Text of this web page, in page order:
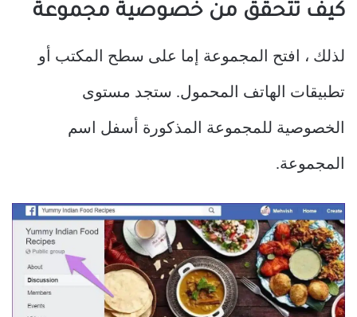
كيف تتحقق من خصوصية مجموعة
لذلك ، افتح المجموعة إما على سطح المكتب أو
تطبيقات الهاتف المحمول. ستجد مستوى
الخصوصية للمجموعة المذكورة أسفل اسم
المجموعة.